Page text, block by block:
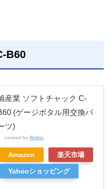
B60
産業 ソフトチャック C-
(ゲージボタル用交換パ
ツ)
created by Rinker
Amazon 楽天市場
Yahooショッピング